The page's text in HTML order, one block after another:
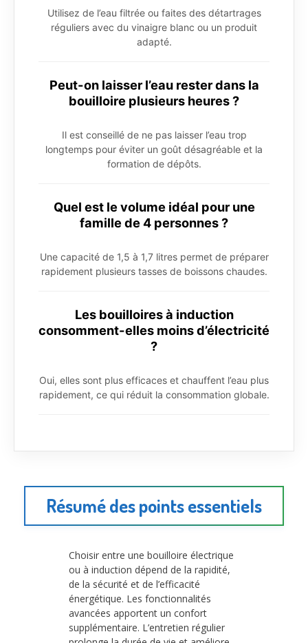
Utilisez de l’eau filtrée ou faites des détartrages
réguliers avec du vinaigre blanc ou un produit
adapté.
Peut-on laisser l’eau rester dans la
bouilloire plusieurs heures ?
Il est conseillé de ne pas laisser l’eau trop
longtemps pour éviter un goût désagréable et la
formation de dépôts.
Quel est le volume idéal pour une
famille de 4 personnes ?
Une capacité de 1,5 à 1,7 litres permet de préparer
rapidement plusieurs tasses de boissons chaudes.
Les bouilloires à induction
consomment-elles moins d’électricité
?
Oui, elles sont plus efficaces et chauffent l’eau plus
rapidement, ce qui réduit la consommation globale.
Résumé des points essentiels
Choisir entre une bouilloire électrique
ou à induction dépend de la rapidité,
de la sécurité et de l’efficacité
énergétique. Les fonctionnalités
avancées apportent un confort
supplémentaire. L’entretien régulier